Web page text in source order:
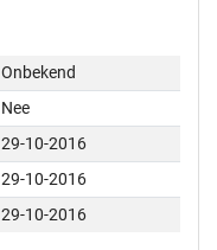
Onbekend
Nee
29-10-2016
29-10-2016
29-10-2016